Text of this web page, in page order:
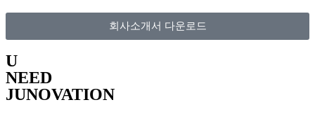
회사소개서 다운로드
U
NEED
JUNOVATION